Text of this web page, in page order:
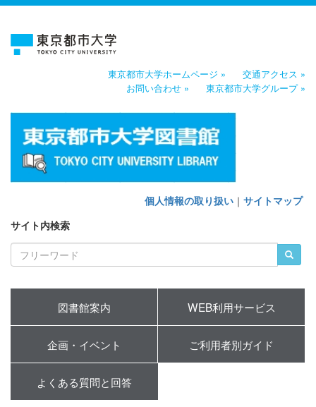
東京都市大学ホームページ »
交通アクセス »
お問い合わせ »
東京都市大学グループ »
個人情報の取り扱い ｜ サイトマップ
サイト内検索
図書館案内 WEB利用サービス
企画・イベント ご利用者別ガイド
よくある質問と回答